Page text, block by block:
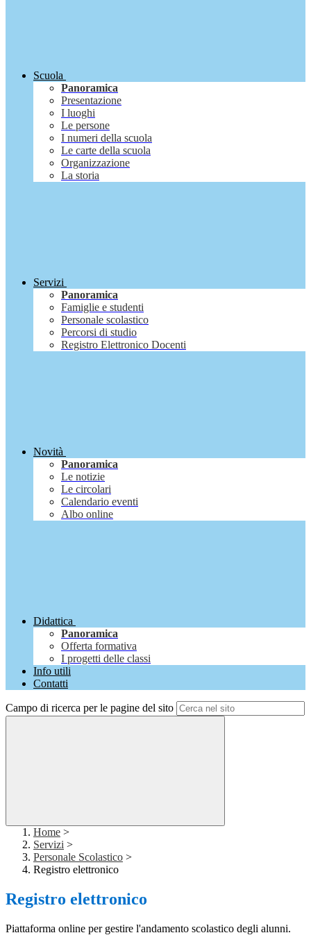
Scuola
Panoramica
Presentazione
I luoghi
Le persone
I numeri della scuola
Le carte della scuola
Organizzazione
La storia
Servizi
Panoramica
Famiglie e studenti
Personale scolastico
Percorsi di studio
Registro Elettronico Docenti
Novità
Panoramica
Le notizie
Le circolari
Calendario eventi
Albo online
Didattica
Panoramica
Offerta formativa
I progetti delle classi
Info utili
Contatti
Campo di ricerca per le pagine del sito
Home >
Servizi >
Personale Scolastico >
Registro elettronico
Registro elettronico
Piattaforma online per gestire l'andamento scolastico degli alunni.